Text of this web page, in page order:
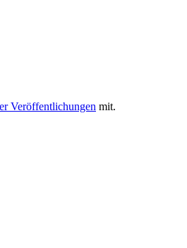
Veröffentlichungen mit.